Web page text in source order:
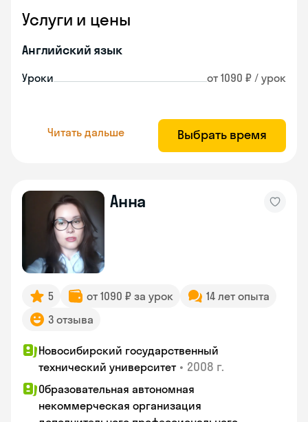
Услуги и цены
Английский язык
Уроки от 1090 ₽ / урок
Читать дальше Выбрать время
Анна
5 от 1090 ₽ за урок
14 лет опыта
3 отзыва
Новосибирский государственный
технический университет • 2008 г.
Образовательная автономная
некоммерческая организация